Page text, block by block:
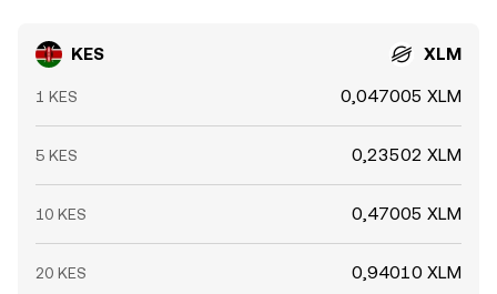
KES XLM
1 KES 0,047005 XLM
5 KES 0,23502 XLM
10 KES 0,47005 XLM
20 KES 0,94010 XLM